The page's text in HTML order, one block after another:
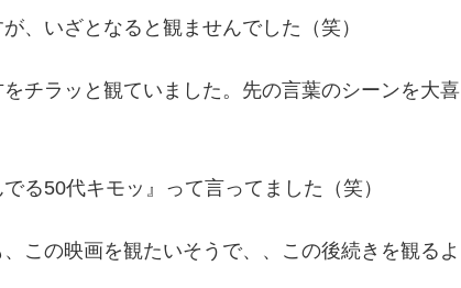
、いざとなると観ませんでした（笑）
チラッと観ていました。先の言葉のシーンを大喜
る50代キモッ』って言ってました（笑）
この映画を観たいそうで、、この後続きを観るよ